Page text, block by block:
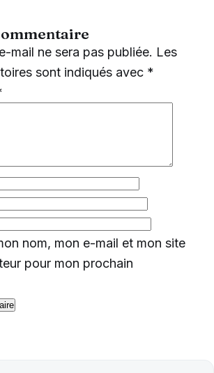
mail ne sera pas publiée. Les
sont indiqués avec *
nom, mon e-mail et mon site
pour mon prochain